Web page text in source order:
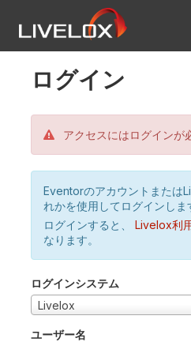
ログイン
アクセスにはログインが
Eventorのアカウントまたは
れかを使用してログインしま
ログインすると、
Livelox利
なります。
ログインシステム
Livelox
ユーザー名